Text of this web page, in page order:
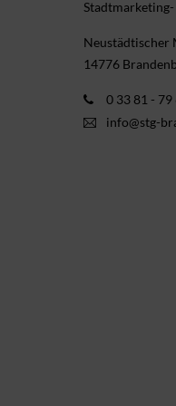
Neustädtischer
14776
0 33 81 - 79
info@stg-